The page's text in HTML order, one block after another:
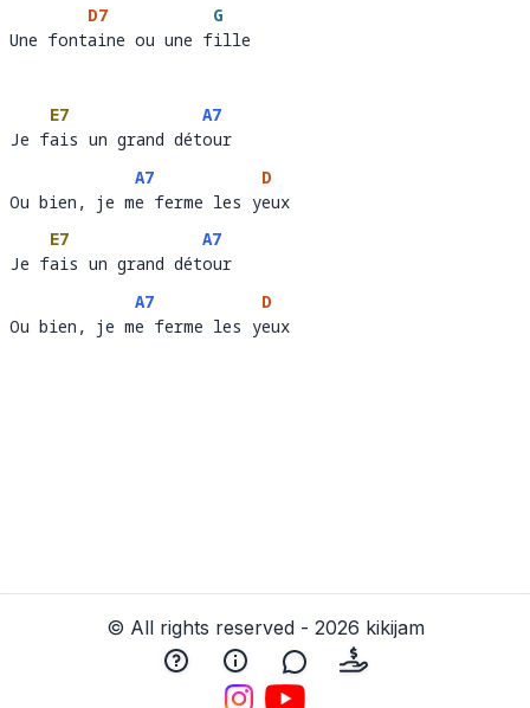
Une font
D7
aine ou une f
G
i
Une fontaine ou une fille
Je f
E7
ais un grand dét
A7
our
Je fais un grand détour
Ou bien, je m
A7
e ferme les y
D
eux
Ou bien, je me ferme les yeux
Je f
E7
ais un grand dét
A7
our
Je fais un grand détour
Ou bien, je m
A7
e ferme les y
D
eux
Ou bien, je me ferme les yeux
© All rights reserved - 2026 kikijam